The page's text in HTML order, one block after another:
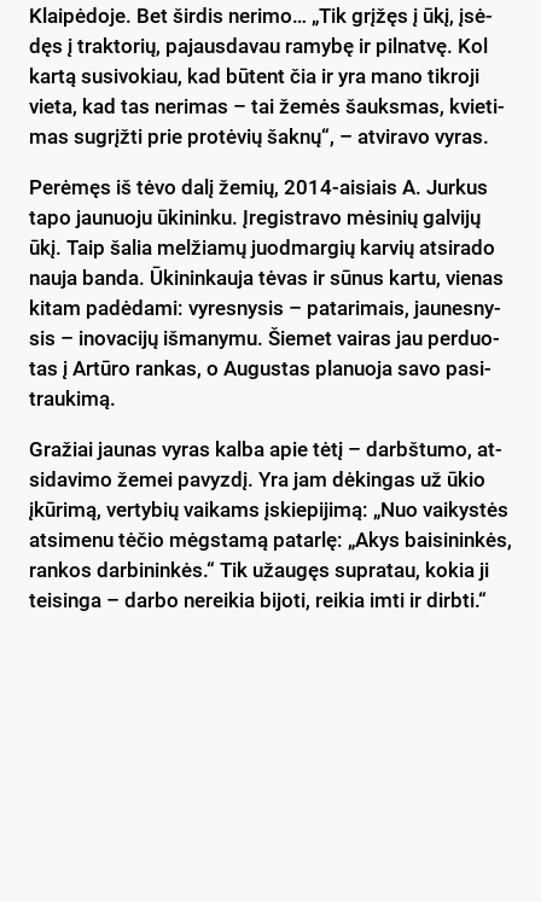
Klai­pė­do­je. Bet šir­dis ne­ri­mo… „Tik grį­žęs į ūkį, įsė­
dęs į trak­to­rių, pa­jaus­da­vau ra­my­bę ir pil­nat­vę. Kol
kar­tą su­si­vo­kiau, kad bū­tent čia ir yra ma­no tik­ro­ji
vie­ta, kad tas ne­ri­mas – tai že­mės šauks­mas, kvie­ti­
mas su­grįž­ti prie pro­tė­vių šak­nų“, – at­vi­ra­vo vy­ras.
Pe­rė­męs iš tė­vo da­lį že­mių, 2014-ai­siais A. Jur­kus
ta­po jau­nuo­ju ūki­nin­ku. Įre­gist­ra­vo mė­si­nių gal­vi­jų
ūkį. Taip ša­lia mel­žia­mų juod­mar­gių kar­vių at­si­ra­do
nau­ja ban­da. Ūki­nin­kau­ja tė­vas ir sū­nus kar­tu, vie­nas
ki­tam pa­dė­da­mi: vy­res­ny­sis – pa­ta­ri­mais, jau­nes­ny­
sis – ino­va­ci­jų iš­ma­ny­mu. Šie­met vai­ras jau per­duo­
tas į Ar­tū­ro ran­kas, o Au­gus­tas pla­nuo­ja sa­vo pa­si­
trau­ki­mą.
Gra­žiai jau­nas vy­ras kal­ba apie tė­tį – darbš­tu­mo, at­
si­da­vi­mo že­mei pa­vyz­dį. Yra jam dė­kin­gas už ūkio
įkū­ri­mą, ver­ty­bių vai­kams įskie­pi­ji­mą: „Nuo vai­kys­tės
at­si­me­nu tė­čio mėgs­ta­mą pa­tar­lę: „Akys bai­si­nin­kės,
ran­kos dar­bi­nin­kės.“ Tik užau­gęs su­pra­tau, ko­kia ji
tei­sin­ga – dar­bo ne­rei­kia bi­jo­ti, rei­kia im­ti ir dirb­ti.“